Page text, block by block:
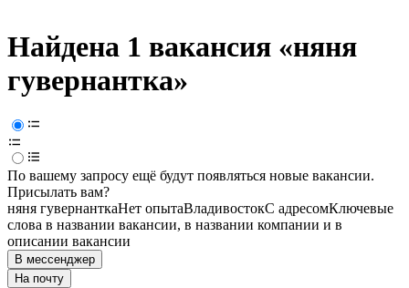
Найдена 1 вакансия «няня
гувернантка»
По вашему запросу ещё будут появляться новые вакансии.
Присылать вам?
няня гувернанткаНет опытаВладивостокС адресомКлючевые
слова в названии вакансии, в названии компании и в
описании вакансии
В мессенджер
На почту